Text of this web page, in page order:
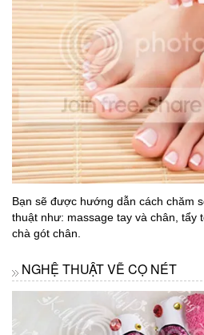
Bạn sẽ được hướng dẫn cách chăm
thuật như: massage tay và chân, tẩy
chà gót chân.
NGHỆ THUẬT VẼ CỌ NÉT